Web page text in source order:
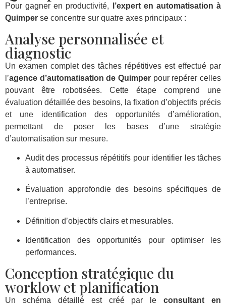
Pour gagner en productivité,
l’expert en automatisation à
Quimper se concentre sur quatre axes principaux :
Analyse personnalisée et
diagnostic
Un examen complet des tâches répétitives est effectué par
l’agence d’automatisation de Quimper pour repérer celles
pouvant être robotisées. Cette étape comprend une
évaluation détaillée des besoins, la fixation d’objectifs précis
et une identification des opportunités d’amélioration,
permettant de poser les bases d’une stratégie
d’automatisation sur mesure.
Audit des processus répétitifs pour identifier les tâches
à automatiser.
Évaluation approfondie des besoins spécifiques de
l’entreprise.
Définition d’objectifs clairs et mesurables.
Identification des opportunités pour optimiser les
performances.
Conception stratégique du
worklow et planification
Un schéma détaillé est créé par leconsultant en